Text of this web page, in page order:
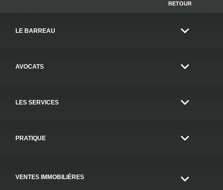
RETOUR
LE BARREAU
AVOCATS
LES SERVICES
PRATIQUE
VENTES IMMOBILIÈRES